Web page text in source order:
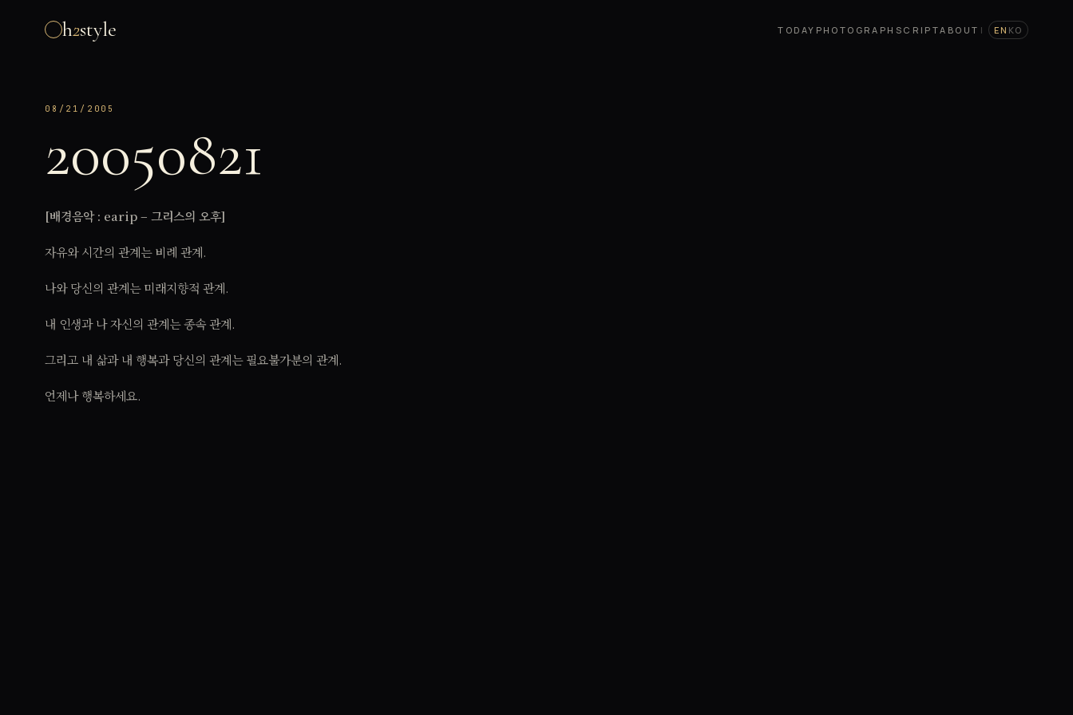
h2style TODAY PHOTOGRAPH SCRIPTABOUT | EN KO
08/21/2005
20050821
[배경음악 : earip – 그리스의 오후]
자유와 시간의 관계는 비례 관계.
나와 당신의 관계는 미래지향적 관계.
내 인생과 나 자신의 관계는 종속 관계.
그리고 내 삶과 내 행복과 당신의 관계는 필요불가분의 관계.
언제나 행복하세요.